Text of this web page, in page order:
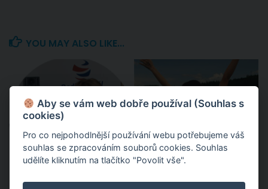
YOU MAY ALSO LIKE...
Aby se vám web dobře používal (Souhlas s
cookies)
Pro co nejpohodlnější používání webu potřebujeme váš
souhlas se zpracováním souborů cookies. Souhlas
udělíte kliknutím na tlačítko "Povolit vše".